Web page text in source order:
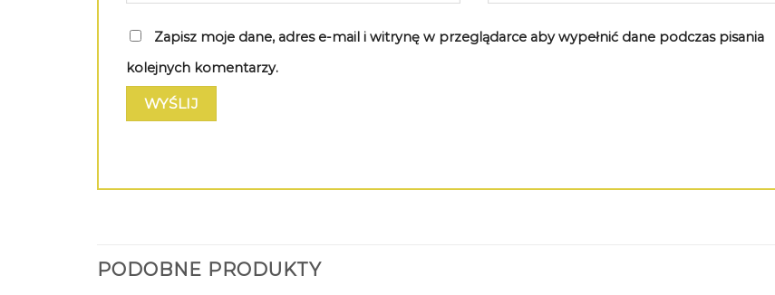
Zapisz moje dane, adres e-mail i witrynę w przeglądarce aby wypełnić dane podczas pisania
kolejnych komentarzy.
PODOBNE PRODUKTY